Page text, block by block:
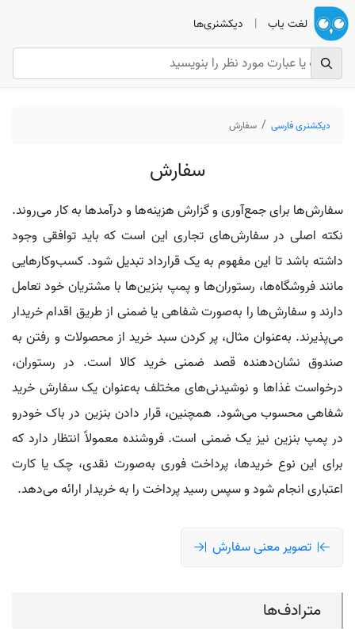
لغت یاب | دیکشنری‌ها
دیکشنری فارسی سفارش
سفارش
سفارش‌ها برای جمع‌آوری و گزارش هزینه‌ها و درآمدها به کار می‌روند.
نکته اصلی در سفارش‌های تجاری این است که باید توافقی وجود
داشته باشد تا این مفهوم به یک قرارداد تبدیل شود. کسب‌وکارهایی
مانند فروشگاه‌ها، رستوران‌ها و پمپ بنزین‌ها با مشتریان خود تعامل
دارند و سفارش‌ها را به‌صورت شفاهی یا ضمنی از طریق اقدام خریدار
می‌پذیرند. به‌عنوان مثال، پر کردن سبد خرید از محصولات و رفتن به
صندوق نشان‌دهنده قصد ضمنی خرید کالا است. در رستوران،
درخواست غذاها و نوشیدنی‌های مختلف به‌عنوان یک سفارش خرید
شفاهی محسوب می‌شود. همچنین، قرار دادن بنزین در باک خودرو
در پمپ بنزین نیز یک ضمنی است. فروشنده معمولاً انتظار دارد که
برای این نوع خریدها، پرداخت فوری به‌صورت نقدی، چک یا کارت
اعتباری انجام شود و سپس رسید پرداخت را به خریدار ارائه می‌دهد.
تصویر معنی سفارش
مترادف‌ها